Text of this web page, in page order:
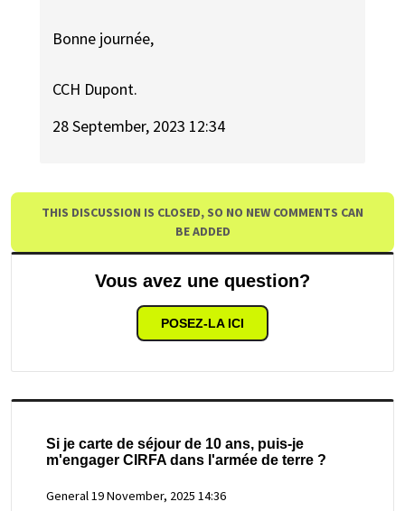
Bonne journée,
CCH Dupont.
28 September, 2023 12:34
THIS DISCUSSION IS CLOSED, SO NO NEW COMMENTS CAN
BE ADDED
Vous avez une question?
POSEZ-LA ICI
Si je carte de séjour de 10 ans, puis-je
m'engager CIRFA dans l'armée de terre ?
General19 November, 2025 14:36